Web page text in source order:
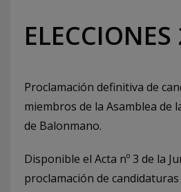
Proclamación definitiva de
miembros de la Asamblea de
de Balonmano.
Disponible el Acta nº 3 de la
proclamación de candidaturas